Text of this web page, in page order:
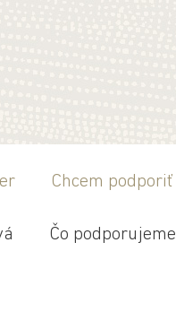
Čo podporujeme
Chcem podporiť